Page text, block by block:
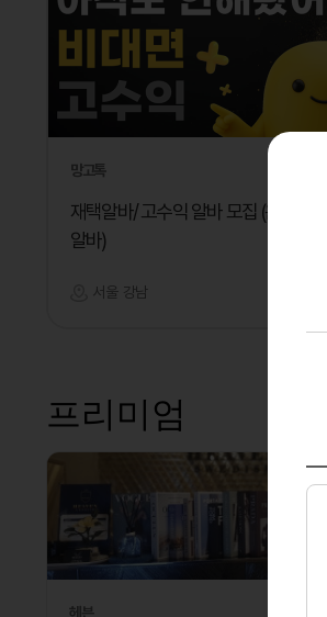
망고톡
재택알바/ 고수익 알바 모집 (온라인
알바)
서울 강남
프리미엄
헤븐